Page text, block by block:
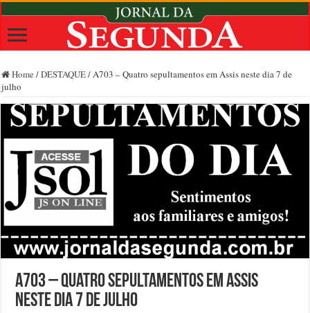
Home /DESTAQUE/A703 – Quatro sepultamentos em Assis neste dia 7 de
julho
A703 – Quatro sepultamentos em Assis
neste dia 7 de julho